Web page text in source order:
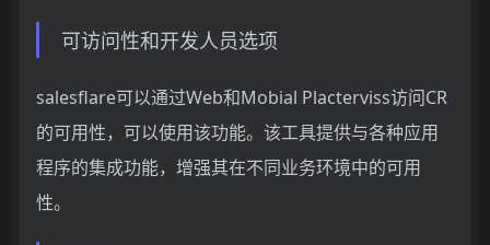
可访问性和开发人员选项
salesflare可以通过Web和Mobial Placterviss访问CR
的可用性，可以使用该功能。该工具提供与各种应用
程序的集成功能，增强其在不同业务环境中的可用
性。